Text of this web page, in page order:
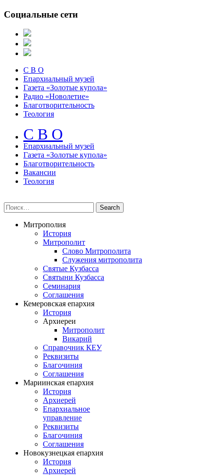
Социальные сети
С В О
Епархиальный музей
Газета «Золотые купола»
Радио «Новолетие»
Благотворительность
Теология
С В О
Епархиальный музeй
Газета «Золотые купола»
Благотворительность
Вакансии
Теология
Митрополия
История
Митрополит
Слово Митрополита
Служения митрополита
Святые Кузбасса
Святыни Кузбасса
Семинария
Соглашения
Кемеровская епархия
История
Архиереи
Митрополит
Викарий
Справочник КЕУ
Реквизиты
Благочиния
Соглашения
Мариинская епархия
История
Архиерей
Епархиальное
управление
Реквизиты
Благочиния
Соглашения
Новокузнецкая епархия
История
Архиерей